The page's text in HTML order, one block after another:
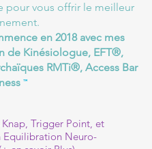
pour vous offrir le meilleur
.
en 2018 avec mes
de Kinésiologue, EFT®,
RMTi®, Access Bar
™
Trigger Point, et
Equilibration Neuro-